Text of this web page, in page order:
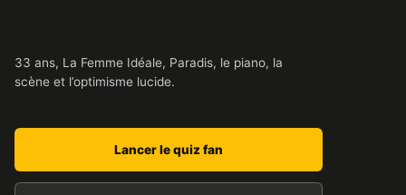
33 ans, La Femme Idéale, Paradis, le piano, la
scène et l’optimisme lucide.
Lancer le quiz fan